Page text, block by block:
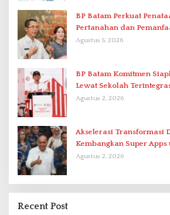
BP Batam Perkuat
Pertanahan dan
Agustus 5, 2026
BP Batam Komitmen
Lewat Sekolah
Agustus 2, 2026
Akselerasi Transformasi
Kembangkan Super
Terpadu
Agustus 2, 2026
Recent Post